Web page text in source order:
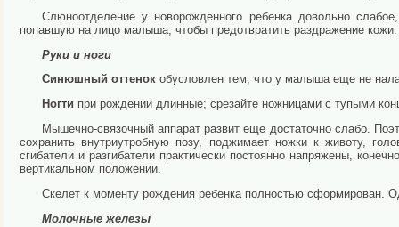
Слюноотделение у новорожденного ребенка довольно
попавшую на лицо малыша, чтобы предотвратить раздражение кожи.
Руки и ноги
Синюшный оттенок обусловлен тем, что у малыша еще не
Ногти при рождении длинные; срезайте ножницами с тупыми
Мышечно-связочный аппарат развит еще достаточно слабо.
сохранить внутриутробную позу, поджимает ножки к животу,
сгибатели и разгибатели практически постоянно напряжены,
вертикальном положении.
Скелет к моменту рождения ребенка полностью сформирован.
Молочные железы